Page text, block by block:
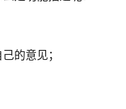
的意见；